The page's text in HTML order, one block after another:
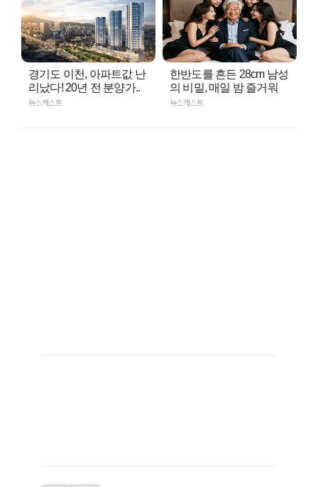
경기도 이천, 아파트값 난
리났다! 20년 전 분양가..
뉴스캐스트
한반도를 흔든 28cm 남성
의 비밀, 매일 밤 즐거워
뉴스캐스트